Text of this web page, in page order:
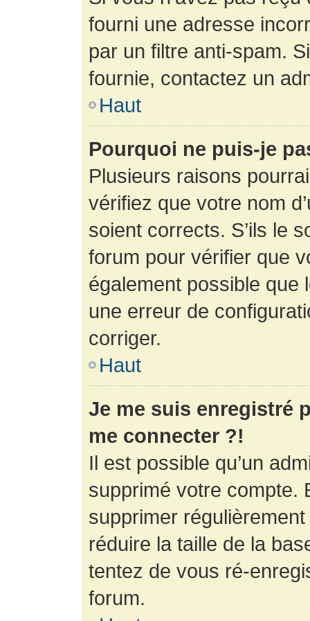
fourni une adresse
par un filtre anti-spam.
fournie, contactez un
Haut
Pourquoi ne puis-je
Plusieurs raisons
vérifiez que votre nom
soient corrects. S’ils le
forum pour vérifier que
également possible que
une erreur de
corriger.
Haut
Je me suis enregistré
me connecter ?!
Il est possible qu’un
supprimé votre compte.
supprimer
réduire la taille de la
tentez de vous ré-
forum.